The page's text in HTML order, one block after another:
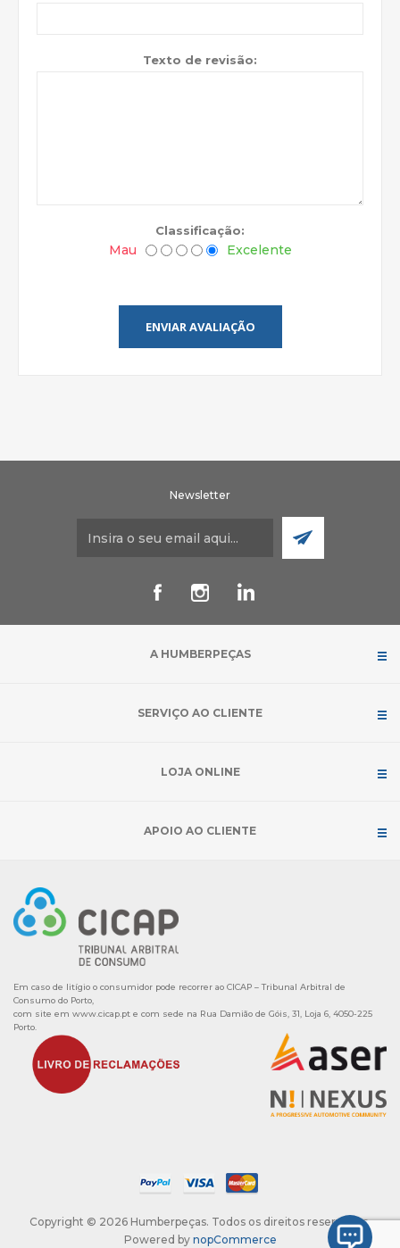
Texto de revisão:
Classificação:
Mau Excelente
ENVIAR AVALIAÇÃO
Newsletter
A HUMBERPEÇAS
SERVIÇO AO CLIENTE
LOJA ONLINE
APOIO AO CLIENTE
Em caso de litígio o consumidor pode recorrer ao CICAP – Tribunal Arbitral de
Consumo do Porto,
com site em www.cicap.pt e com sede na Rua Damião de Góis, 31, Loja 6, 4050-225
Porto.
Copyright © 2026 Humberpeças. Todos os direitos reservados.
Powered by nopCommerce